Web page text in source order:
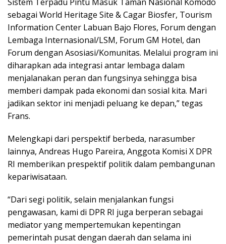
sebagai World Heritage Site & Cagar Biosfer, Tourism
Information Center Labuan Bajo Flores, Forum dengan
Lembaga Internasional/LSM, Forum GM Hotel, dan
Forum dengan Asosiasi/Komunitas. Melalui program ini
diharapkan ada integrasi antar lembaga dalam
menjalanakan peran dan fungsinya sehingga bisa
memberi dampak pada ekonomi dan sosial kita. Mari
jadikan sektor ini menjadi peluang ke depan,” tegas
Frans.
Melengkapi dari perspektif berbeda, narasumber
lainnya, Andreas Hugo Pareira, Anggota Komisi X DPR
RI memberikan prespektif politik dalam pembangunan
kepariwisataan.
“Dari segi politik, selain menjalankan fungsi
pengawasan, kami di DPR RI juga berperan sebagai
mediator yang mempertemukan kepentingan
pemerintah pusat dengan daerah dan selama ini